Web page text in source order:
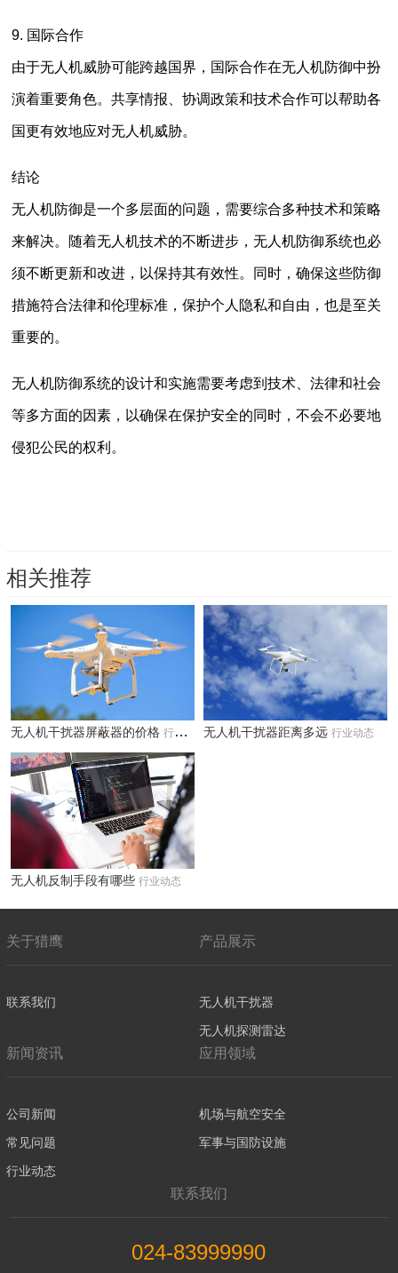
9. 国际合作
由于无人机威胁可能跨越国界，国际合作在无人机防御中扮
演着重要角色。共享情报、协调政策和技术合作可以帮助各
国更有效地应对无人机威胁。
结论
无人机防御是一个多层面的问题，需要综合多种技术和策略
来解决。随着无人机技术的不断进步，无人机防御系统也必
须不断更新和改进，以保持其有效性。同时，确保这些防御
措施符合法律和伦理标准，保护个人隐私和自由，也是至关
重要的。
无人机防御系统的设计和实施需要考虑到技术、法律和社会
等多方面的因素，以确保在保护安全的同时，不会不必要地
侵犯公民的权利。
相关推荐
无人机干扰器屏蔽器的价格 行业动态 无人机干扰器距离多远 行业动态
无人机反制手段有哪些 行业动态
关于猎鹰
联系我们
产品展示
无人机干扰器
无人机探测雷达
新闻资讯
公司新闻
常见问题
行业动态
应用领域
机场与航空安全
军事与国防设施
联系我们
024-83999990